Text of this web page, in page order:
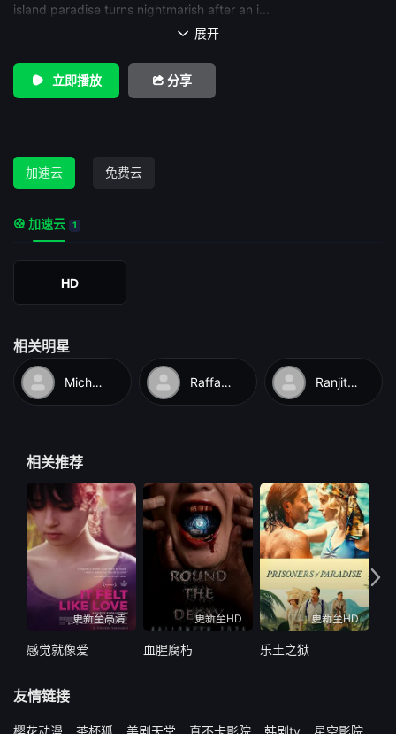
island paradise turns nightmarish after an i...
 展开
立即播放 分享
加速云 免费云
加速云 1
HD
相关明星
Michael·John·Casey Raffaela·O'Neill Ranjit·Krishnamma
相关推荐
更新至高清
感觉就像爱
更新至HD
血腥腐朽
更新至HD
乐土之狱
友情链接